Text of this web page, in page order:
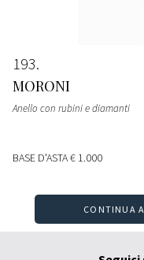
193
MORONI
Anello con rubini e diamanti
BASE D'ASTA€ 1.000
CONTINUA